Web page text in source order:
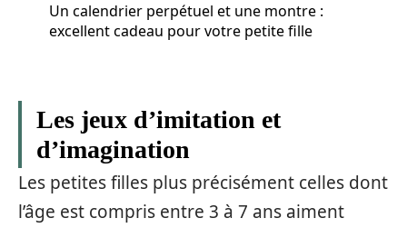
Un calendrier perpétuel et une montre :
excellent cadeau pour votre petite fille
Les jeux d’imitation et
d’imagination
Les petites filles plus précisément celles dont
l’âge est compris entre 3 à 7 ans aiment